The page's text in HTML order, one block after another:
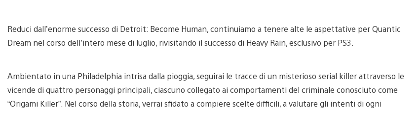
Reduci dall’enorme successo di Detroit: Become Human, continuiamo a tenere alte le aspettative per Quantic
Dream nel corso dell’intero mese di luglio, rivisitando il successo di Heavy Rain, esclusivo per PS3.
Ambientato in una Philadelphia intrisa dalla pioggia, seguirai le tracce di un misterioso serial killer attraverso le
vicende di quattro personaggi principali, ciascuno collegato ai comportamenti del criminale conosciuto come
“Origami Killer”. Nel corso della storia, verrai sfidato a compiere scelte difficili, a valutare gli intenti di ogni